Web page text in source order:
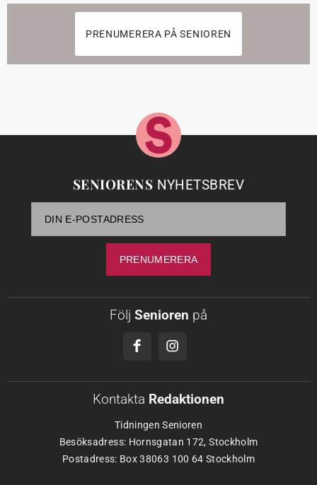
PRENUMERERA PÅ SENIOREN
SENIORENS NYHETSBREV
Följ Senioren på
Kontakta Redaktionen
Tidningen Senioren
Besöksadress: Hornsgatan 172, Stockholm
Postadress: Box 38063 100 64 Stockholm